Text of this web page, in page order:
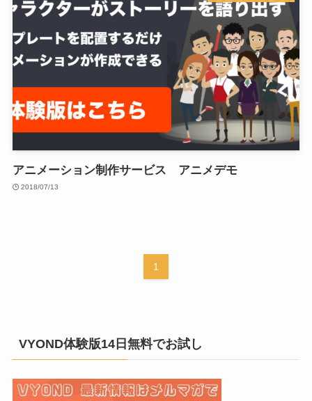
アニメーション制作サービス アニメデモ
2018/07/13
1
VYOND体験版14日無料でお試し